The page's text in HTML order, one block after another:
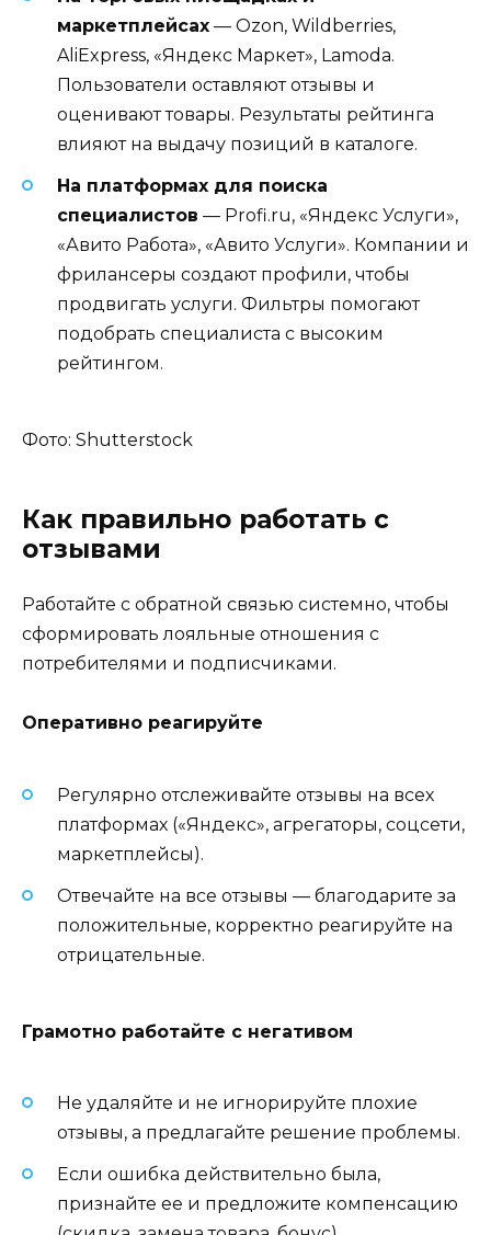
маркетплейсах — Ozon, Wildberries,
AliExpress, «Яндекс Маркет», Lamoda.
Пользователи оставляют отзывы и
оценивают товары. Результаты рейтинга
влияют на выдачу позиций в каталоге.
На платформах для поиска
специалистов — Profi.ru, «Яндекс Услуги»,
«Авито Работа», «Авито Услуги». Компании и
фрилансеры создают профили, чтобы
продвигать услуги. Фильтры помогают
подобрать специалиста с высоким
рейтингом.
Фото: Shutterstock
Как правильно работать с
отзывами
Работайте с обратной связью системно, чтобы
сформировать лояльные отношения с
потребителями и подписчиками.
Оперативно реагируйте
Регулярно отслеживайте отзывы на всех
платформах («Яндекс», агрегаторы, соцсети,
маркетплейсы).
Отвечайте на все отзывы — благодарите за
положительные, корректно реагируйте на
отрицательные.
Грамотно работайте с негативом
Не удаляйте и не игнорируйте плохие
отзывы, а предлагайте решение проблемы.
Если ошибка действительно была,
признайте ее и предложите компенсацию